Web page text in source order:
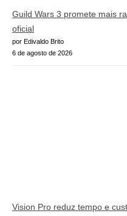
Guild Wars 3 promete mais
oficial
por Edivaldo Brito
6 de agosto de 2026
Vision Pro reduz tempo e